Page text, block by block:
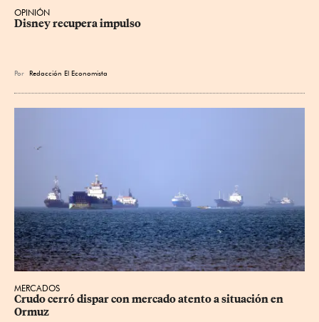
OPINIÓN
Disney recupera impulso
Por Redacción El Economista
MERCADOS
Crudo cerró dispar con mercado atento a situación en
Ormuz